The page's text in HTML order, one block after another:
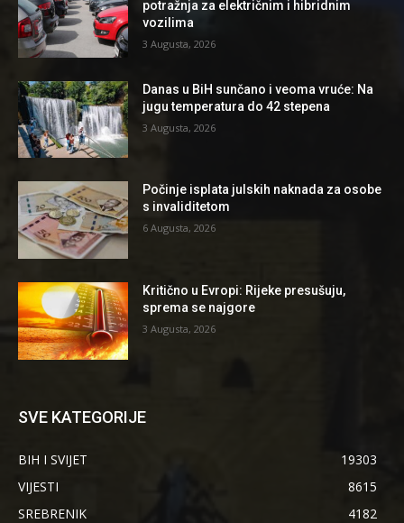
potražnja za električnim i hibridnim
vozilima
3 Augusta, 2026
Danas u BiH sunčano i veoma vruće: Na
jugu temperatura do 42 stepena
3 Augusta, 2026
Počinje isplata julskih naknada za osobe
s invaliditetom
6 Augusta, 2026
Kritično u Evropi: Rijeke presušuju,
sprema se najgore
3 Augusta, 2026
SVE KATEGORIJE
BIH I SVIJET
19303
VIJESTI
8615
SREBRENIK
4182